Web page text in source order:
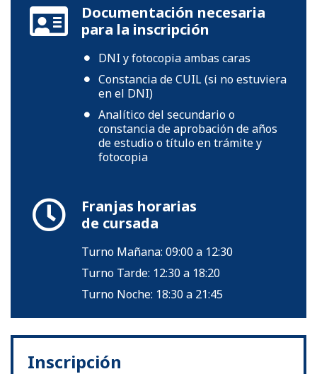
Documentación necesaria
para la inscripción
DNI y fotocopia ambas caras
Constancia de CUIL (si no estuviera
en el DNI)
Analítico del secundario o
constancia de aprobación de años
de estudio o título en trámite y
fotocopia
Franjas horarias
de cursada
Turno Mañana: 09:00 a 12:30
Turno Tarde: 12:30 a 18:20
Turno Noche: 18:30 a 21:45
Inscripción